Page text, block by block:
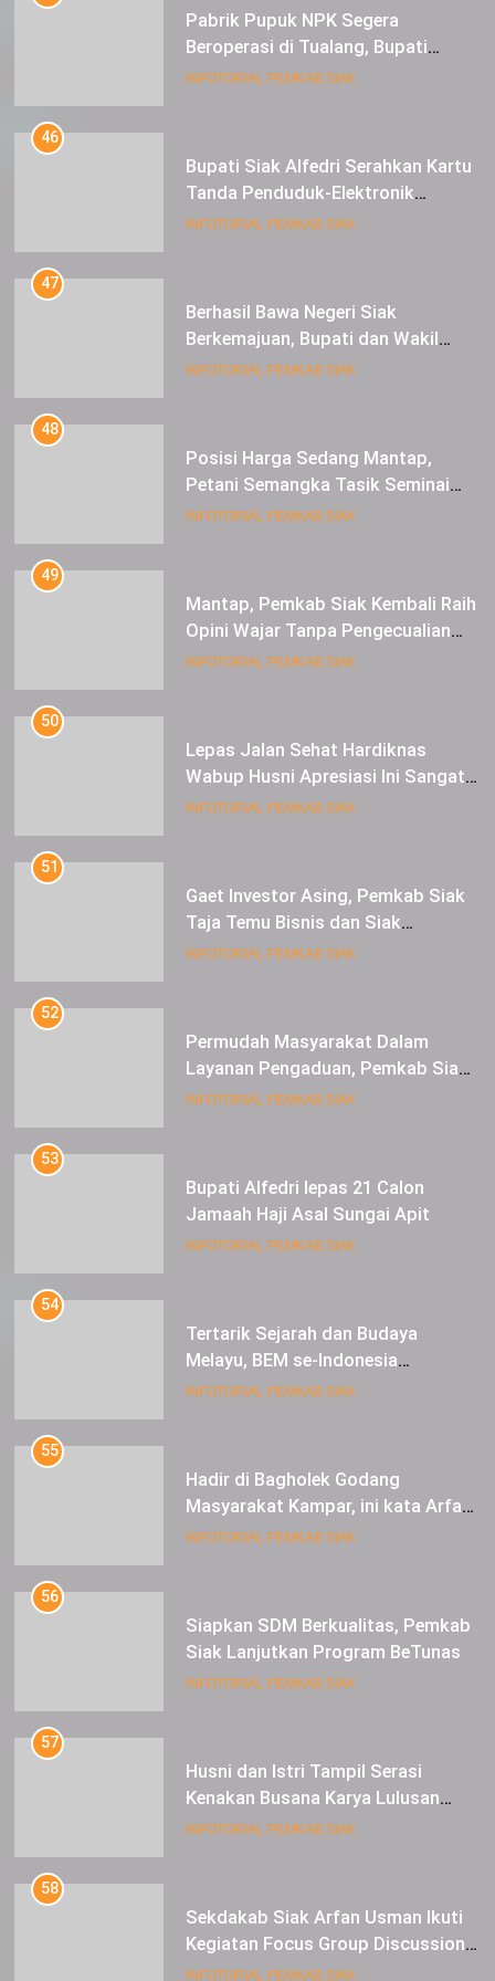
Pabrik Pupuk NPK Segera
Beroperasi di Tualang, Bupati
Alfedri Investasi ini Tingkatkan
INFOTORIAL PEMKAB SIAK
46
Bupati Siak Alfedri Serahkan Kartu
Tanda Penduduk-Elektronik
Kepada Pelajar SMK 1 Koto Gasib
INFOTORIAL PEMKAB SIAK
47
Berhasil Bawa Negeri Siak
Berkemajuan, Bupati dan Wakil
Bupati Siak Terima Gelar Adat
INFOTORIAL PEMKAB SIAK
48
Posisi Harga Sedang Mantap,
Petani Semangka Tasik Seminai
Raup Untung
INFOTORIAL PEMKAB SIAK
49
Mantap, Pemkab Siak Kembali Raih
Opini Wajar Tanpa Pengecualian
ke-13 Dari BPK RI.
INFOTORIAL PEMKAB SIAK
50
Lepas Jalan Sehat Hardiknas
Wabup Husni Apresiasi Ini Sangat
Luar Biasa
INFOTORIAL PEMKAB SIAK
51
Gaet Investor Asing, Pemkab Siak
Taja Temu Bisnis dan Siak
Expoversary 2024
INFOTORIAL PEMKAB SIAK
52
Permudah Masyarakat Dalam
Layanan Pengaduan, Pemkab Siak
Luncurkan Aplikasi SIP PUAN
INFOTORIAL PEMKAB SIAK
53
Bupati Alfedri lepas 21 Calon
Jamaah Haji Asal Sungai Apit
INFOTORIAL PEMKAB SIAK
54
Tertarik Sejarah dan Budaya
Melayu, BEM se-Indonesia
Berkunjung ke Kabupaten Siak
INFOTORIAL PEMKAB SIAK
55
Hadir di Bagholek Godang
Masyarakat Kampar, ini kata Arfan
Usman
INFOTORIAL PEMKAB SIAK
56
Siapkan SDM Berkualitas, Pemkab
Siak Lanjutkan Program BeTunas
INFOTORIAL PEMKAB SIAK
57
Husni dan Istri Tampil Serasi
Kenakan Busana Karya Lulusan
SMK Pariwisata Siak, di Lancang
INFOTORIAL PEMKAB SIAK
58
Sekdakab Siak Arfan Usman Ikuti
Kegiatan Focus Group Discussion
Tentang Kebijakan Penganggaran
INFOTORIAL PEMKAB SIAK